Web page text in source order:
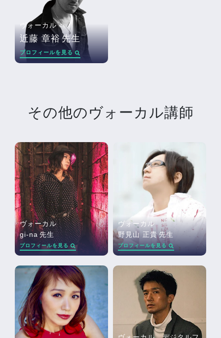
ヴォーカル
近藤 章裕先生
プロフィールを見る
その他のヴォーカル講師
ヴォーカル
gi-na 先生
プロフィールを見る
ヴォーカル
野見山 正貴先生
プロフィールを見る